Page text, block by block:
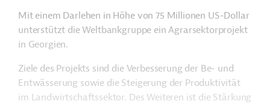
Mit einem Darlehen in Höhe von 75 Millionen US-Dollar
unterstützt die Weltbankgruppe ein Agrarsektorprojekt
in Georgien.
Ziele des Projekts sind die Verbesserung der Be- und
Entwässerung sowie die Steigerung der Produktivität
im Landwirtschaftssektor. Des Weiteren ist die Stärkung